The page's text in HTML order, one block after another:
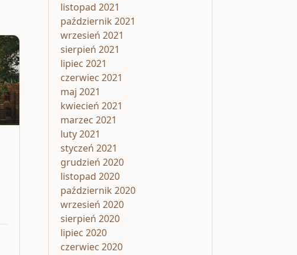
listopad 2021
październik 2021
wrzesień 2021
sierpień 2021
lipiec 2021
czerwiec 2021
maj 2021
kwiecień 2021
marzec 2021
luty 2021
styczeń 2021
grudzień 2020
listopad 2020
październik 2020
wrzesień 2020
sierpień 2020
lipiec 2020
czerwiec 2020